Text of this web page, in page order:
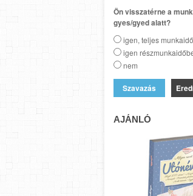
Ön visszatérne a
gyes/gyed alatt?
igen, teljes
igen
nem
AJÁNLÓ